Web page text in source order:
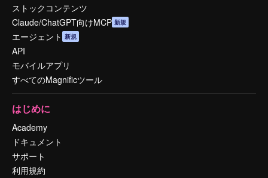
ストックコンテンツ
Claude/ChatGPT向けMCP 新規
エージェント 新規
API
モバイルアプリ
すべてのMagnificツール
はじめに
Academy
ドキュメント
サポート
利用規約